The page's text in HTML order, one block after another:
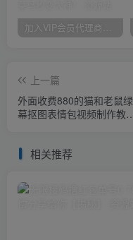
加入VIP会员代理商，享90%的推广提成，免费学习多种网上创业课程，菜鸟秒变大神！
上一篇
外面收费880的猫和老鼠绿
幕抠图表情包视频制作教
相关推荐